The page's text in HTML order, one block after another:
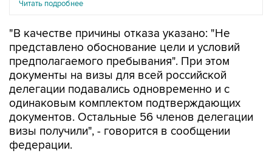
"В качестве причины отказа указано: "Не
предполагаемого пребывания". При этом
документы на визы для всей российской
делегации подавались одновременно и с
одинаковым комплектом подтверждающих
документов. Остальные 56 членов делегации
визы получили", - говорится в сообщении
федерации.
В организации расценили решение Хорватии